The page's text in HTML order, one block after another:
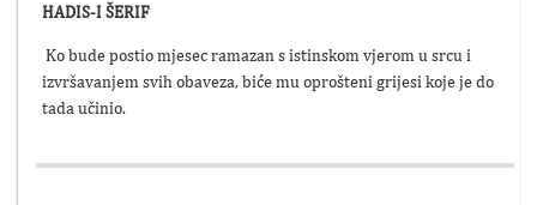
HADIS-I ŠERIF
Ko bude postio mjesec ramazan s istinskom vjerom u srcu i
izvršavanjem svih obaveza, biće mu oprošteni grijesi koje je do
tada učinio.